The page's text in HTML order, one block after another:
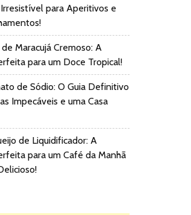
para Aperitivos e
Maracujá Cremoso: A
para um Doce Tropical!
de Sódio: O Guia Definitivo
Impecáveis e uma Casa
de Liquidificador: A
para um Café da Manhã